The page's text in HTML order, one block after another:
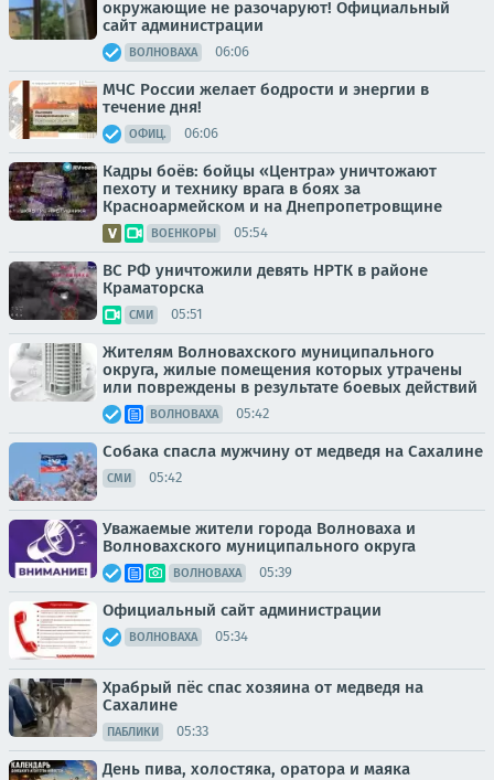
окружающие не разочаруют! Официальный
сайт администрации
ВОЛНОВАХА 06:06
МЧС России желает бодрости и энергии в
течение дня!
ОФИЦ. 06:06
Кадры боёв: бойцы «Центра» уничтожают
пехоту и технику врага в боях за
Красноармейском и на Днепропетровщине
ВОЕНКОРЫ 05:54
ВС РФ уничтожили девять НРТК в районе
Краматорска
СМИ 05:51
Жителям Волновахского муниципального
округа, жилые помещения которых утрачены
или повреждены в результате боевых действий
ВОЛНОВАХА 05:42
Собака спасла мужчину от медведя на Сахалине
СМИ 05:42
Уважаемые жители города Волноваха и
Волновахского муниципального округа
ВОЛНОВАХА 05:39
Официальный сайт администрации
ВОЛНОВАХА 05:34
Храбрый пёс спас хозяина от медведя на
Сахалине
ПАБЛИКИ 05:33
День пива, холостяка, оратора и маяка